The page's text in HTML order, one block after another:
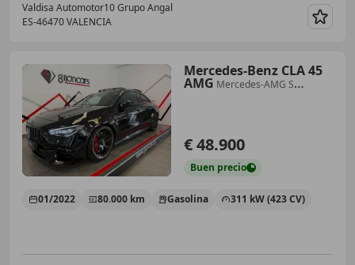
Valdisa Automotor10 Grupo Angal
ES-46470 VALENCIA
Mercedes-Benz CLA 45
AMG Mercedes-AMG S
€ 48.900
Buen precio
01/2022 80.000 km Gasolina 311 kW (423 CV)